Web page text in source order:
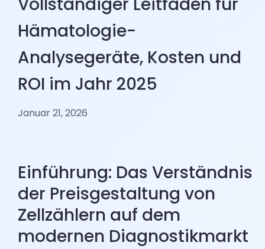
Hämatologie-
Analysegeräte, Kosten und
ROI im Jahr 2025
Januar 21, 2026
Einführung: Das Verständnis
der Preisgestaltung von
Zellzählern auf dem
modernen Diagnostikmarkt